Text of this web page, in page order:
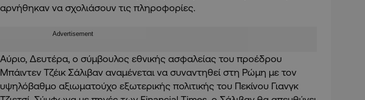
αρνήθηκαν να σχολιάσουν τις πληροφορίες.
Advertisement
Αύριο, Δευτέρα, ο σύμβουλος εθνικής ασφαλείας του προέδρου
Μπάιντεν Τζέικ Σάλιβαν αναμένεται να συναντηθεί στη Ρώμη με τον
υψηλόβαθμο αξιωματούχο εξωτερικής πολιτικής του Πεκίνου Γιανγκ